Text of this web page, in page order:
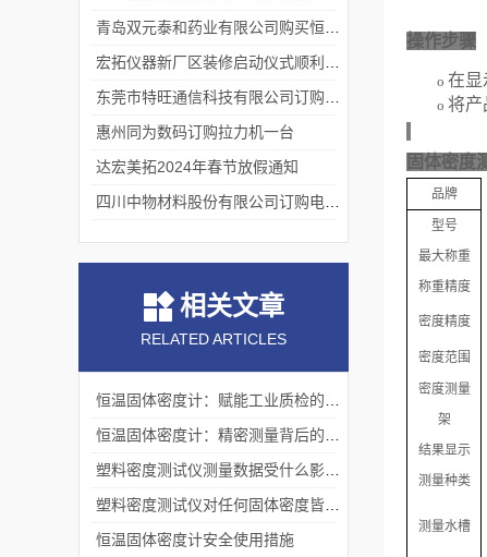
操作步骤
o 在显
o 将产
固体密度
品牌
型号
最大称重
称重精度
密度精度
密度范围
密度测量
架
结果显示
测量种类
测量水槽
惠州同为数码订购拉力机一台
达宏美拓2024年春节放假通知
相关文章
RELATED ARTICLES
恒温固体密度计安全使用措施